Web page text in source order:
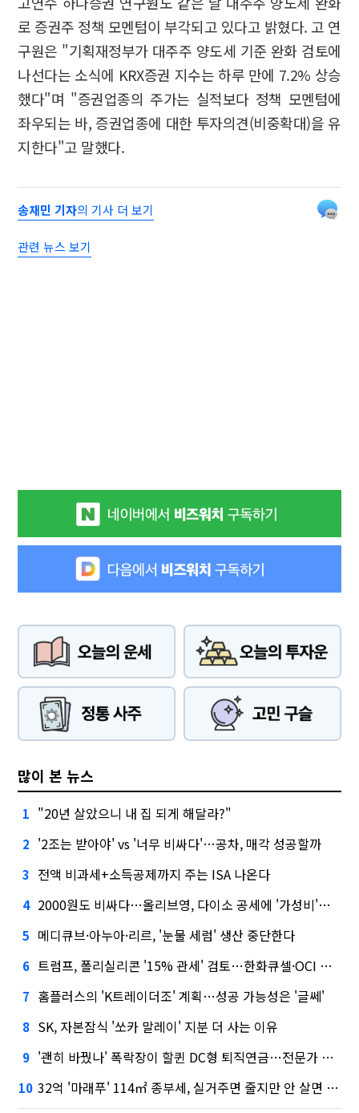
로 증권주 정책 모멘텀이 부각되고 있다고 밝혔다. 고 연
구원은 "기획재정부가 대주주 양도세 기준 완화 검토에
나선다는 소식에 KRX증권 지수는 하루 만에 7.2% 상승
했다"며 "증권업종의 주가는 실적보다 정책 모멘텀에
좌우되는 바, 증권업종에 대한 투자의견(비중확대)을 유
지한다"고 말했다.
송재민 기자의 기사 더 보기
관련 뉴스 보기
많이 본 뉴스
1 "20년 살았으니 내 집 되게 해달라?"
2 '2조는 받아야' vs '너무 비싸다'…공차, 매각 성공할까
3 전액 비과세+소득공제까지 주는 ISA 나온다
4 2000원도 비싸다…올리브영, 다이소 공세에 '가성비'로 맞불
5 메디큐브·아누아·리르, '눈물 세럼' 생산 중단한다
6 트럼프, 폴리실리콘 '15% 관세' 검토…한화큐셀·OCI 영향은?
7 홈플러스의 'K트레이더조' 계획…성공 가능성은 '글쎄'
8 SK, 자본잠식 '쏘카 말레이' 지분 더 사는 이유
9 '괜히 바꿨나' 폭락장이 할퀸 DC형 퇴직연금…전문가 조언은
10 32억 '마래푸' 114㎡ 종부세, 실거주면 줄지만 안 살면 2.5배